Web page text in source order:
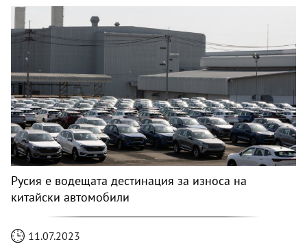
Русия е водещата дестинация за износа на
китайски автомобили
11.07.2023